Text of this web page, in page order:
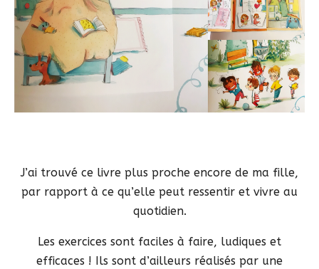
J’ai trouvé ce livre plus proche encore de ma fille,
par rapport à ce qu’elle peut ressentir et vivre au
quotidien.
Les exercices sont faciles à faire, ludiques et
efficaces ! Ils sont d’ailleurs réalisés par une